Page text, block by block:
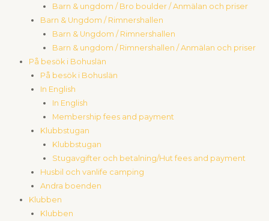
Barn & ungdom / Bro boulder / Anmälan och priser
Barn & Ungdom / Rimnershallen
Barn & Ungdom / Rimnershallen
Barn & ungdom / Rimnershallen / Anmälan och priser
På besök i Bohuslän
På besök i Bohuslän
In English
In English
Membership fees and payment
Klubbstugan
Klubbstugan
Stugavgifter och betalning/Hut fees and payment
Husbil och vanlife camping
Andra boenden
Klubben
Klubben